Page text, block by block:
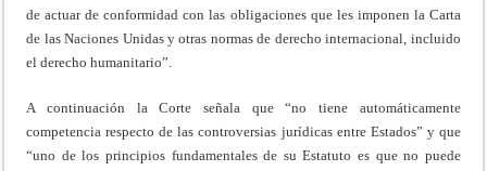
de actuar de conformidad con las obligaciones que les imponen la Carta
de las Naciones Unidas y otras normas de derecho internacional, incluido
el derecho humanitario”.
A continuación la Corte señala que “no tiene automáticamente
competencia respecto de las controversias jurídicas entre Estados” y que
“uno de los principios fundamentales de su Estatuto es que no puede